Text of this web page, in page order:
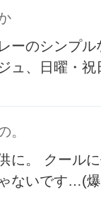
ーのシンプル
ュ、日曜・祝
。
に。 クール
ないです…(